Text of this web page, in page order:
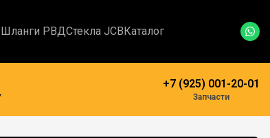
Шланги РВДСтекла JCBКаталог
+7 (925) 001-20-01
Запчасти